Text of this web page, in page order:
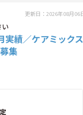
更新日：2026年08月06
実績／ケアミックス
集